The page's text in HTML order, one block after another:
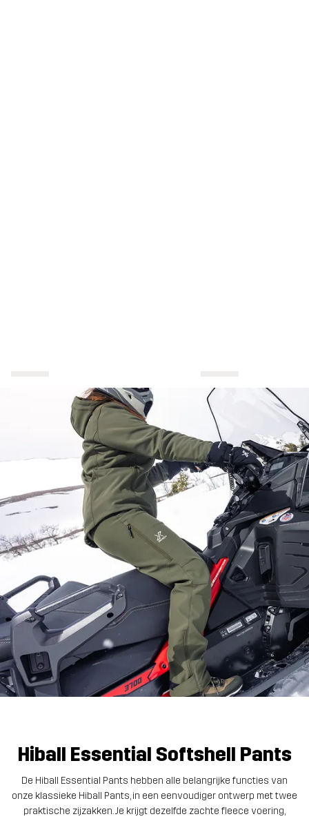
Hiball Essential Softshell Pants
De Hiball Essential Pants hebben alle belangrijke functies van
onze klassieke Hiball Pants, in een eenvoudiger ontwerp met twee
praktische zijzakken. Je krijgt dezelfde zachte fleece voering,